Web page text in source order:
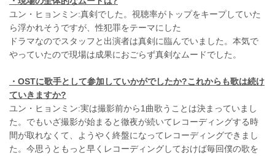
ユン・ヒョンミン:真剣でした。視聴率がトップをキープしていた
ら浮かれそうですが、性犯罪をテーマにした
ドラマなのでスタッフと出演者は真剣に臨んでいました。本気で
やっていたので現場は成果におごらず真剣なムードでした。
・ OSTに歌手として参加していかがでしたか?これからも歌は続け
ていきますか?
ユン・ヒョンミン:実は撮影前から1曲歌うことは決まっていまし
た。でもいざ撮影が始まると徹夜が続いてレコーディングする時
間が取れなくて、ようやく終盤になってレコーディングできまし
た。今思うともっと早くレコーディングしておけば毎回僕の歌を